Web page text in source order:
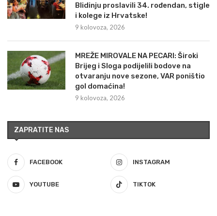
Blidinju proslavili 34. rođendan, stigle
i kolege iz Hrvatske!
9 kolovoza, 2026
MREŽE MIROVALE NA PECARI: Široki
Brijeg i Sloga podijelili bodove na
otvaranju nove sezone, VAR poništio
gol domaćina!
9 kolovoza, 2026
ZAPRATITE NAS
FACEBOOK INSTAGRAM
YOUTUBE TIKTOK